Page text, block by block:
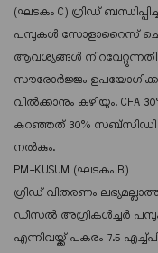
(ഘടകം C) ഗ്രിഡ്
പമ്പുകൾ സോളാറൈസ്
ആവശ്യങ്ങൾ
സൗരോർജ്ജം
വിൽക്കാനും കഴിയും. CFA
കുറഞ്ഞത് 30% സബ്‌സിഡി
നൽകും.
PM-KUSUM (ഘടകം B)
ഗ്രിഡ് വിതരണം
ഡീസൽ അഗ്രികൾച്ചർ
എന്നിവയ്ക്ക് പകരം 7.5